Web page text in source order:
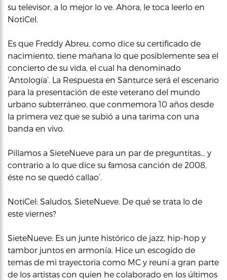
su televisor, a lo mejor lo ve. Ahora, le toca leerlo en
NotiCel.
Es que Freddy Abreu, como dice su certificado de
nacimiento, tiene mañana lo que posiblemente sea el
concierto de su vida, el cual ha denominado
‘Antología’. La Respuesta en Santurce será el escenario
para la presentación de este veterano del mundo
urbano subterráneo, que conmemora 10 años desde
la primera vez que se subió a una tarima con una
banda en vivo.
Pillamos a SieteNueve para un par de preguntitas… y
contrario a lo que dice su famosa canción de 2008,
éste no se quedó callao’.
NotiCel: Saludos, SieteNueve. De qué se trata lo de
este viernes?
SieteNueve: Es un junte histórico de jazz, hip-hop y
tambor juntos en armonía. Hice un escogido de
temas de mi trayectoria como MC y reuní a gran parte
de los artistas con quien he colaborado en los últimos